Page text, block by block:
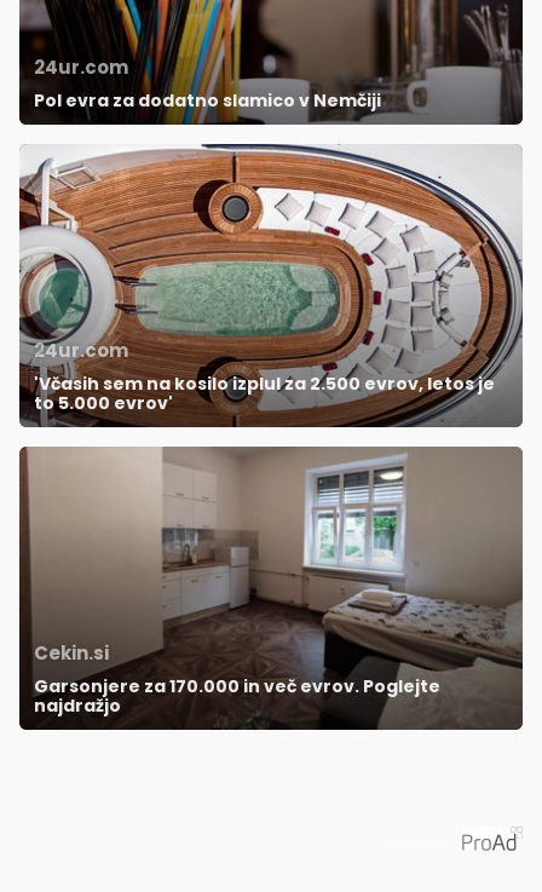
24ur.com
Pol evra za dodatno slamico v Nemčiji
24ur.com
'Včasih sem na kosilo izplul za 2.500 evrov, letos je
to 5.000 evrov'
Cekin.si
Garsonjere za 170.000 in več evrov. Poglejte
najdražjo